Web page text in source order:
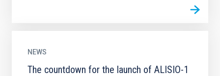
NEWS
The countdown for the launch of ALISIO-1